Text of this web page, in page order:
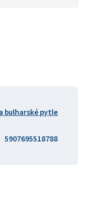
bulharské pytle
5907695518788